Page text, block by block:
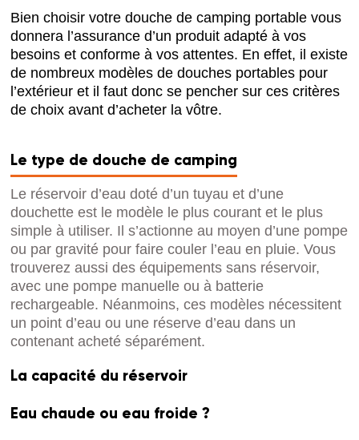
Bien choisir votre douche de camping portable vous
donnera l’assurance d’un produit adapté à vos
besoins et conforme à vos attentes. En effet, il existe
de nombreux modèles de douches portables pour
l’extérieur et il faut donc se pencher sur ces critères
de choix avant d’acheter la vôtre.
Le type de douche de camping
Le réservoir d’eau doté d’un tuyau et d’une
douchette est le modèle le plus courant et le plus
simple à utiliser. Il s’actionne au moyen d’une pompe
ou par gravité pour faire couler l’eau en pluie. Vous
trouverez aussi des équipements sans réservoir,
avec une pompe manuelle ou à batterie
rechargeable. Néanmoins, ces modèles nécessitent
un point d’eau ou une réserve d’eau dans un
contenant acheté séparément.
La capacité du réservoir
Eau chaude ou eau froide ?